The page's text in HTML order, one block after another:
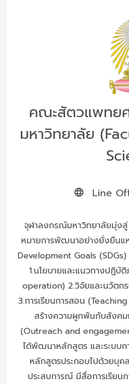
คณะสัตวแพทย
มหาวิทยาลัย
Line
จุฬาลงกรณ์มหาวิทยาลัยมุ่ง
หมายการพัฒนาอย่างยั่งยืนแ
Development Goals
1.นโยบายและแนวทางปฏิบั
operation) 2.วิจัยและนวัตก
3.การเรียนการสอน
สร้างความผูกพันกับสังคม
(Outreach and
ได้พัฒนาหลักสูตร และระบบก
หลักสูตรประกอบไปด้วยบุ
ประสบการณ์ มีสื่อการเรียน